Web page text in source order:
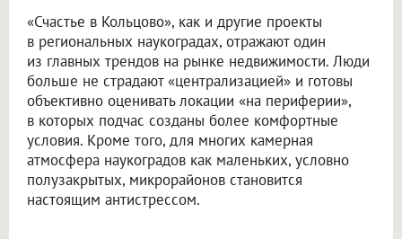
«Счастье в Кольцово», как и другие проекты
в региональных наукоградах, отражают один
из главных трендов на рынке недвижимости. Люди
больше не страдают «централизацией» и готовы
объективно оценивать локации «на периферии»,
в которых подчас созданы более комфортные
условия. Кроме того, для многих камерная
атмосфера наукоградов как маленьких, условно
полузакрытых, микрорайонов становится
настоящим антистрессом.